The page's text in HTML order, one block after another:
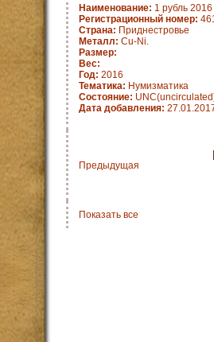
Наименование: 1 рубль
Регистрационный номер:
Страна: Приднестровье
Металл: Cu-Ni.
Размер:
Вес:
Год: 2016
Тематика: Нумизматика
Состояние:
Дата добавления:
Предыдущая
Показать все